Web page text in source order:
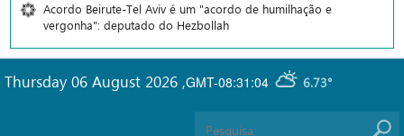
Acordo Beirute-Tel Aviv é um "acordo de humilhação e
vergonha": deputado do Hezbollah
GMT-08:31:04 6.73°
Thursday 06 August 2026 ,